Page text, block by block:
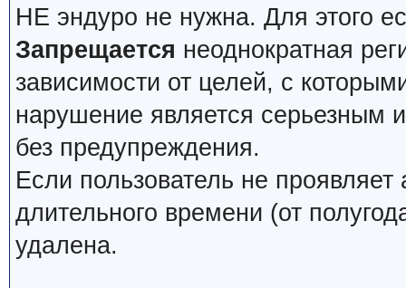
НЕ эндуро не нужна. Для этого
Запрещается неоднократная
зависимости от целей, с
нарушение является серьезным
без предупреждения.
Если пользователь не
длительного времени (от
удалена.